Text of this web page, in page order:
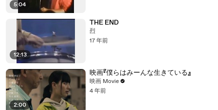
5:04
12:13
THE END
烈
17 年前
2:00
映画『僕らはみーんな生きている』
映画 Movie
4 年前